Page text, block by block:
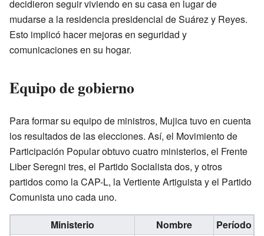
decidieron seguir viviendo en su casa en lugar de
mudarse a la residencia presidencial de Suárez y Reyes.
Esto implicó hacer mejoras en seguridad y
comunicaciones en su hogar.
Equipo de gobierno
Para formar su equipo de ministros, Mujica tuvo en cuenta
los resultados de las elecciones. Así, el Movimiento de
Participación Popular obtuvo cuatro ministerios, el Frente
Liber Seregni tres, el Partido Socialista dos, y otros
partidos como la CAP-L, la Vertiente Artiguista y el Partido
Comunista uno cada uno.
Ministerio Nombre
Período